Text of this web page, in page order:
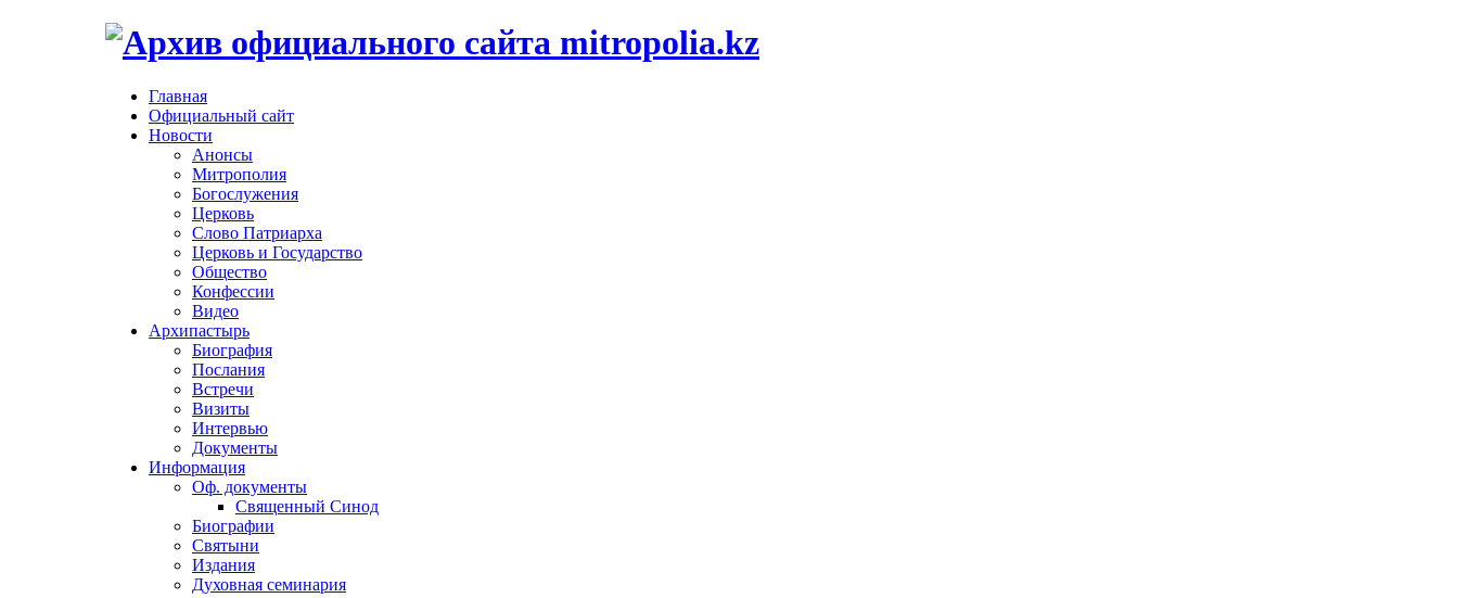
Главная
Официальный сайт
Новости
Анонсы
Митрополия
Богослужения
Церковь
Слово Патриарха
Церковь и Государство
Общество
Конфессии
Видео
Архипастырь
Биография
Послания
Встречи
Визиты
Интервью
Документы
Информация
Оф. документы
Священный Синод
Биографии
Святыни
Издания
Духовная семинария